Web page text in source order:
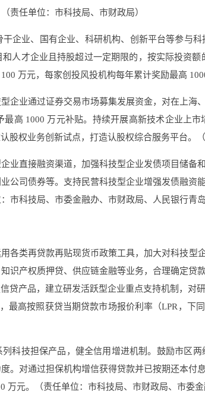
责任单位：市科技局、市财政局）
干企业、国有企业、科研机构、创新平台等参与
人才企业且持股超过一定期限的，按实际投资
万元，每家创投风投机构每年累计奖励最高
企业通过证券交易市场募集发展资金，对在上
高 1000 万元补贴。持续开展高新技术企业上
股权业务创新试点，打造认股权综合服务平台。
业直接融资渠道，加强科技型企业发债项目储
公司债券等。支持民营科技型企业增强发债融
市科技局、市委金融办、市财政局、人民银行青
各类再贷款再贴现货币政策工具，加大对科技
识产权质押贷、供应链金融等业务，合理确定
贷产品，建立研发活跃型企业重点支持机制，
最高按照获贷当期贷款市场报价利率（LPR，
列科技担保产品，健全信用增进机制。鼓励市
。对通过担保机构增信获得贷款并已按期还本付
万元。（责任单位：市科技局、市财政局、市委